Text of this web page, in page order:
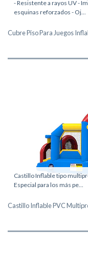
- Resistente a rayos UV -
esquinas reforzados - Oj...
Cubre Piso Para Juegos
Castillo Inflable tipo
Especial para los más pe...
Castillo Inflable PVC